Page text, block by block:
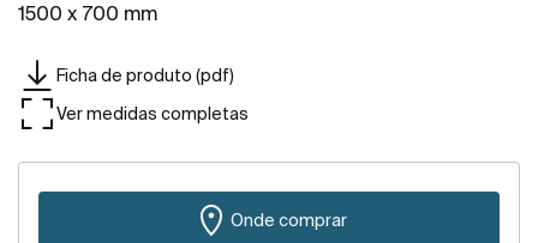
1500 x 700 mm
Ficha de produto (pdf)
Ver medidas completas
Onde comprar